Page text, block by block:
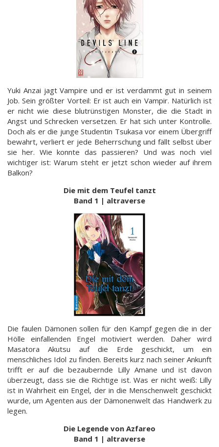
Yuki Anzai jagt Vampire und er ist verdammt gut in seinem
Job. Sein größter Vorteil: Er ist auch ein Vampir. Natürlich ist
er nicht wie diese blutrünstigen Monster, die die Stadt in
Angst und Schrecken versetzen. Er hat sich unter Kontrolle.
Doch als er die junge Studentin Tsukasa vor einem Übergriff
bewahrt, verliert er jede Beherrschung und fällt selbst über
sie her. Wie konnte das passieren? Und was noch viel
wichtiger ist: Warum steht er jetzt schon wieder auf ihrem
Balkon?
Die mit dem Teufel tanzt
Band 1 | altraverse
Die faulen Dämonen sollen für den Kampf gegen die in der
Hölle einfallenden Engel motiviert werden. Daher wird
Masatora Akutsu auf die Erde geschickt, um ein
menschliches Idol zu finden. Bereits kurz nach seiner Ankunft
trifft er auf die bezaubernde Lilly Amane und ist davon
überzeugt, dass sie die Richtige ist. Was er nicht weiß: Lilly
ist in Wahrheit ein Engel, der in die Menschenwelt geschickt
wurde, um Agenten aus der Dämonenwelt das Handwerk zu
legen.
Die Legende von Azfareo
Band 1 | altraverse